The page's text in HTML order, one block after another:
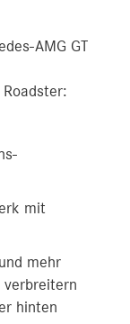
AMG GT
Roadster:
mit
mehr
verbreitern
hinten